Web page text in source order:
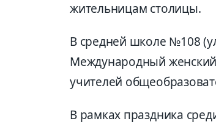
жительницам столицы.
В средней школе №108
Международный женский
учителей
В рамках праздника